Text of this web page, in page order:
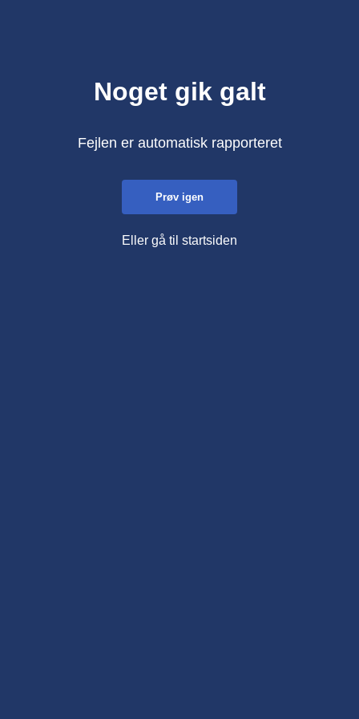
Noget gik galt
Fejlen er automatisk rapporteret
Prøv igen
Eller gå til startsiden